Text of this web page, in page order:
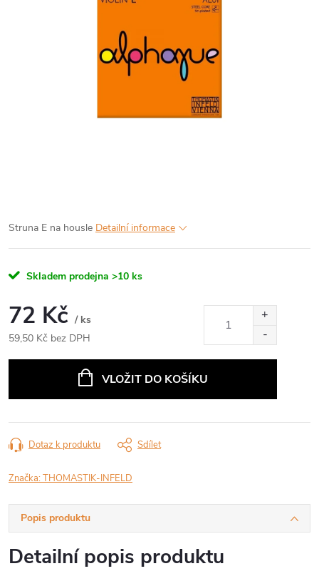
Struna E na housle Detailní informace
Skladem prodejna >10 ks
72 Kč / ks
59,50 Kč bez DPH
VLOŽIT DO KOŠÍKU
Dotaz k produktu Sdílet
Značka:THOMASTIK-INFELD
Popis produktu
Detailní popis produktu